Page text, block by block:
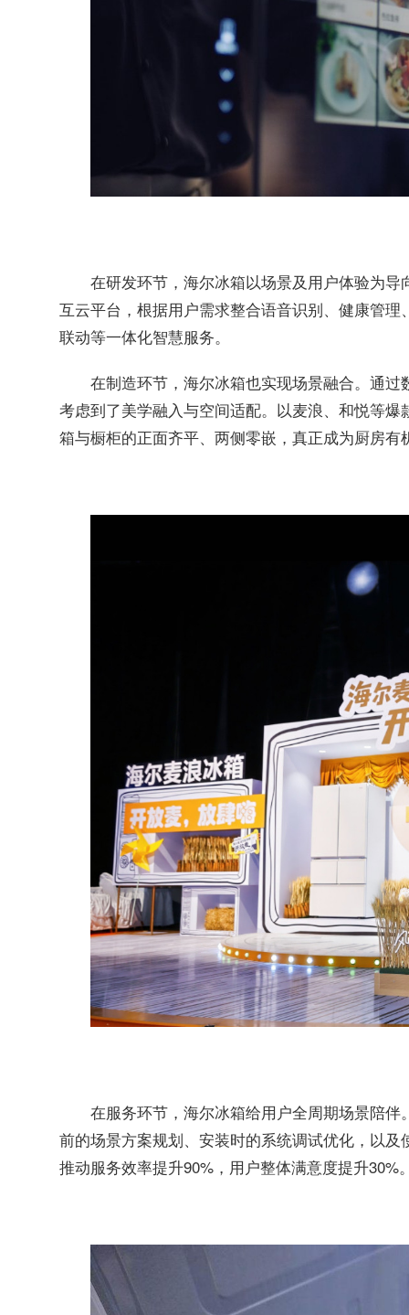
在研发环节，海尔冰箱以场景及用户体验为
互云平台，根据用户需求整合语音识别、健康管
联动等一体化智慧服务。
在制造环节，海尔冰箱也实现场景融合。通
考虑到了美学融入与空间适配。以麦浪、和悦等
箱与橱柜的正面齐平、两侧零嵌，真正成为厨房有
在服务环节，海尔冰箱给用户全周期场景陪
前的场景方案规划、安装时的系统调试优化，以
推动服务效率提升90%，用户整体满意度提升30%